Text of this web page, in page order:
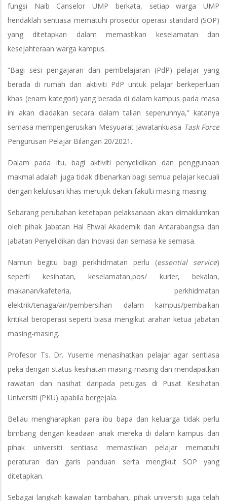
fungsi Naib Canselor UMP berkata, setiap warga UMP
hendaklah sentiasa mematuhi prosedur operasi standard (SOP)
yang ditetapkan dalam memastikan keselamatan dan
kesejahteraan warga kampus.
“Bagi sesi pengajaran dan pembelajaran (PdP) pelajar yang
berada di rumah dan aktiviti PdP untuk pelajar berkeperluan
khas (enam kategori) yang berada di dalam kampus pada masa
ini akan diadakan secara dalam talian sepenuhnya,” katanya
semasa mempengerusikan Mesyuarat Jawatankuasa Task Force
Pengurusan Pelajar Bilangan 20/2021.
Dalam pada itu, bagi aktiviti penyelidikan dan penggunaan
makmal adalah juga tidak dibenarkan bagi semua pelajar kecuali
dengan kelulusan khas merujuk dekan fakulti masing-masing.
Sebarang perubahan ketetapan pelaksanaan akan dimaklumkan
oleh pihak Jabatan Hal Ehwal Akademik dan Antarabangsa dan
Jabatan Penyelidikan dan Inovasi dari semasa ke semasa.
Namun begitu bagi perkhidmatan perlu (essential service)
seperti kesihatan, keselamatan,pos/ kurier, bekalan,
makanan/kafeteria, perkhidmatan
elektrik/tenaga/air/pembersihan dalam kampus/pembaikan
kritikal beroperasi seperti biasa mengikut arahan ketua jabatan
masing-masing.
Profesor Ts. Dr. Yuserrie menasihatkan pelajar agar sentiasa
peka dengan status kesihatan masing-masing dan mendapatkan
rawatan dan nasihat daripada petugas di Pusat Kesihatan
Universiti (PKU) apabila bergejala.
Beliau mengharapkan para ibu bapa dan keluarga tidak perlu
bimbang dengan keadaan anak mereka di dalam kampus dan
pihak universiti sentiasa memastikan pelajar mematuhi
peraturan dan garis panduan serta mengikut SOP yang
ditetapkan.
Sebagai langkah kawalan tambahan, pihak universiti juga telah